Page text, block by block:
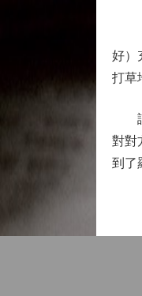
「
好）
打草
談
對對
到了